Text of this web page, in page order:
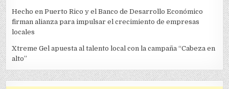
Hecho en Puerto Rico y el Banco de Desarrollo Económico
firman alianza para impulsar el crecimiento de empresas
locales
Xtreme Gel apuesta al talento local con la campaña “Cabeza en
alto”